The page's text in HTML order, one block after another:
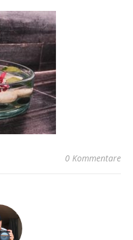
0 Kommentare